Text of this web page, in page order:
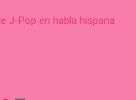
J-Pop en habla hispana